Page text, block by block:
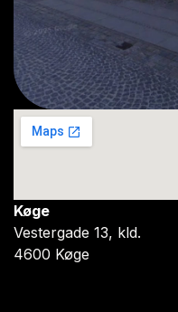
Køge
Vestergade 13, kld.
4600 Køge